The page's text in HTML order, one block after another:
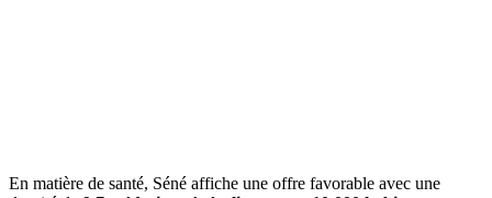
En matière de santé, Séné affiche une offre favorable avec une